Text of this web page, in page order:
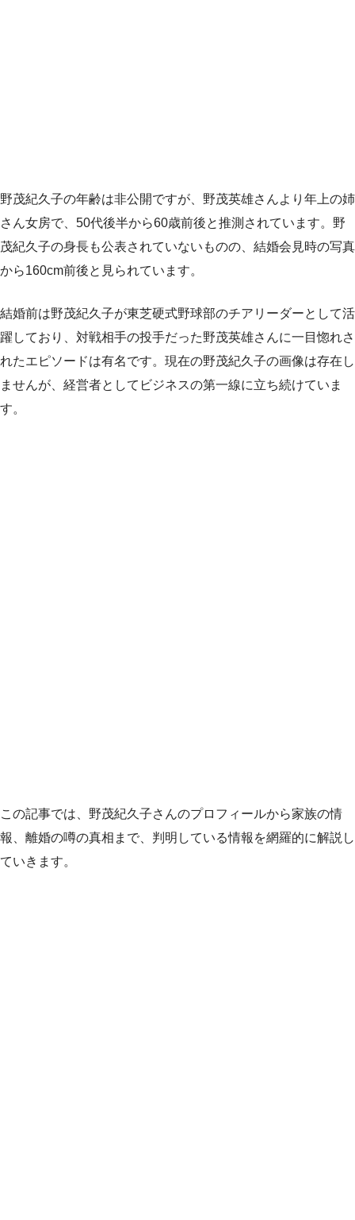
野茂紀久子の年齢は非公開ですが、野茂英雄さんより年上の姉
さん女房で、50代後半から60歳前後と推測されています。野
茂紀久子の身長も公表されていないものの、結婚会見時の写真
から160cm前後と見られています。
結婚前は野茂紀久子が東芝硬式野球部のチアリーダーとして活
躍しており、対戦相手の投手だった野茂英雄さんに一目惚れさ
れたエピソードは有名です。現在の野茂紀久子の画像は存在し
ませんが、経営者としてビジネスの第一線に立ち続けていま
す。
この記事では、野茂紀久子さんのプロフィールから家族の情
報、離婚の噂の真相まで、判明している情報を網羅的に解説し
ていきます。